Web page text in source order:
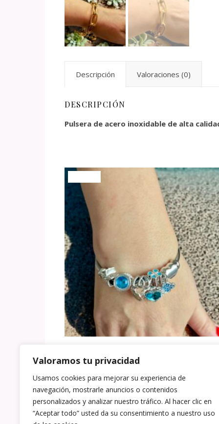
Valoramos tu privacidad
Usamos cookies para mejorar su experiencia de
navegación, mostrarle anuncios o contenidos
personalizados y analizar nuestro tráfico. Al hacer clic en
“Aceptar todo” usted da su consentimiento a nuestro uso
Descripción Valoraciones (0)
DESCRIPCIÓN
Pulsera de acero inoxidable de alta
15,00
AÑADIR AL CARRITO